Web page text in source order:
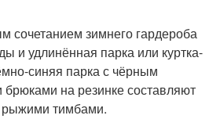
сочетанием зимнего гардероба
и удлинённая парка или куртка-
синяя парка с чёрным
на резинке составляют
рыжими тимбами.